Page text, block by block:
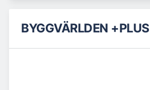
BYGGVÄRLDEN +PLUS